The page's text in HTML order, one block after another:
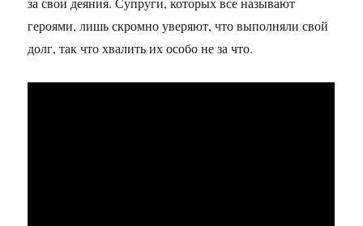
героями, лишь скромно уверяют, что выполняли свой
долг, так что хвалить их особо не за что.